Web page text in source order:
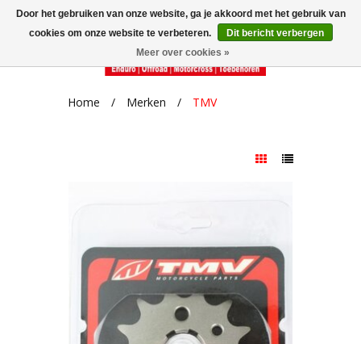
Home / Merken / TMV
Door het gebruiken van onze website, ga je akkoord met het gebruik van
cookies om onze website te verbeteren.
Dit bericht verbergen
Meer over cookies »